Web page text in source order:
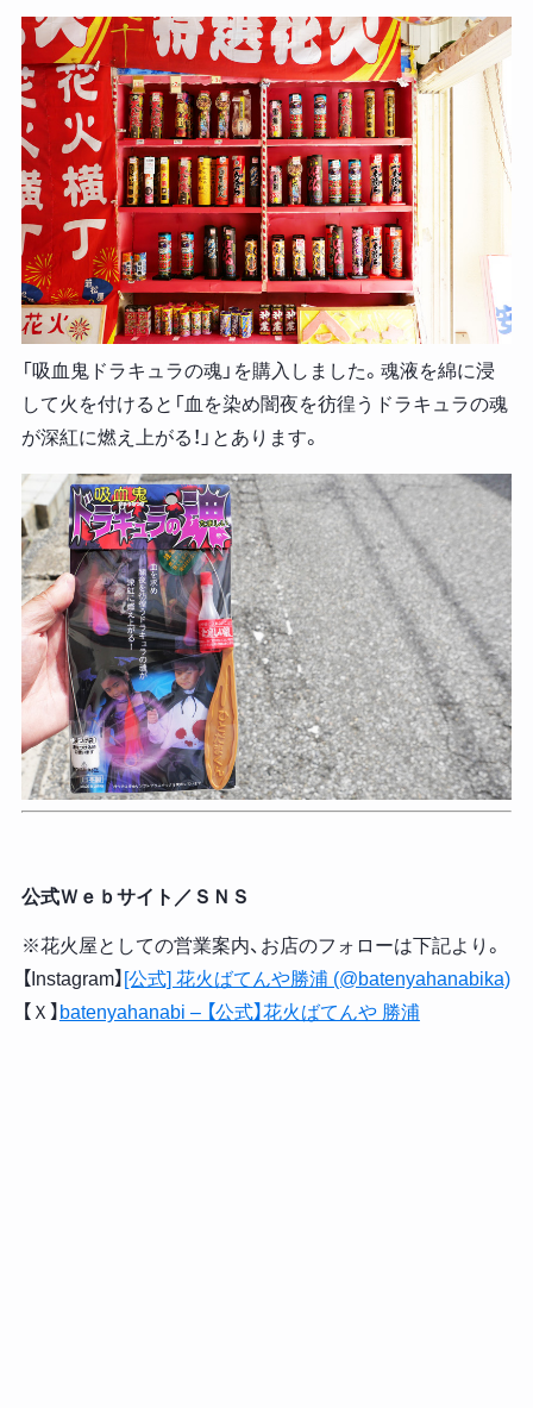
「吸血鬼ドラキュラの魂」を購入しました。魂液を綿に浸
して火を付けると「血を染め闇夜を彷徨うドラキュラの魂
が深紅に燃え上がる！」とあります。
公式Ｗｅｂサイト／ＳＮＳ
※花火屋としての営業案内、お店のフォローは下記より。
【Instagram】 [公式] 花火ばてんや勝浦 (@batenyahanabika)
【Ｘ】 batenyahanabi – 【公式】花火ばてんや 勝浦